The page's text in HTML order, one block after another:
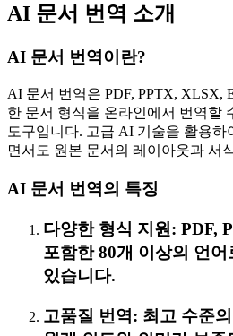
AI 문서 번역 소개
AI 문서 번역이란?
AI 문서 번역은 PDF, PPTX, XLSX,
한 문서 형식을 온라인에서 번역할
도구입니다. 고급 AI 기술을 활용하
면서도 원본 문서의 레이아웃과 서
AI 문서 번역의 특징
다양한 형식 지원: PDF,
포함한 80개 이상의 언
있습니다.
고품질 번역: 최고 수준